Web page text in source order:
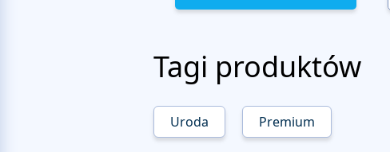
Tagi produktów
Uroda Premium